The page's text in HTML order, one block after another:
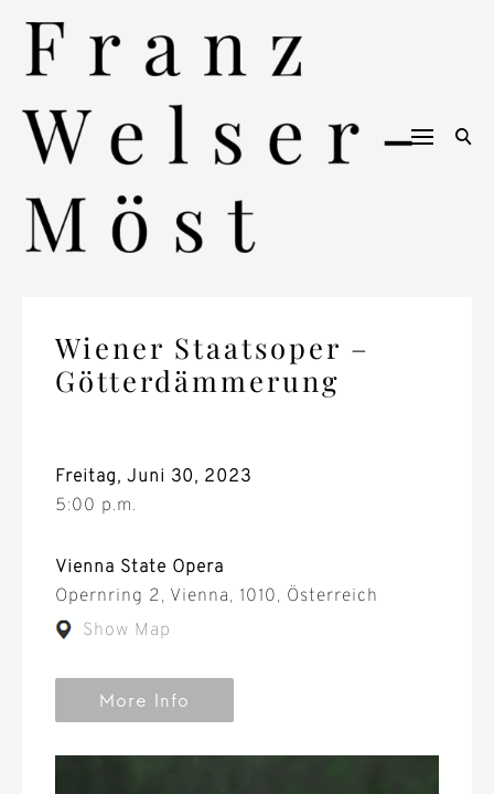
content
Wiener Staatsoper –
Götterdämmerung
Freitag, Juni 30, 2023
5:00 p.m.
Vienna State Opera
Opernring 2, Vienna, 1010, Österreich
Show Map
More Info